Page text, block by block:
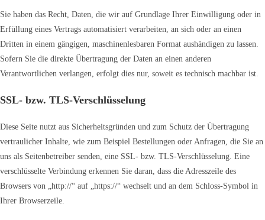
Sie haben das Recht, Daten, die wir auf Grundlage Ihrer Einwilligung oder in
Erfüllung eines Vertrags automatisiert verarbeiten, an sich oder an einen
Dritten in einem gängigen, maschinenlesbaren Format aushändigen zu lassen.
Sofern Sie die direkte Übertragung der Daten an einen anderen
Verantwortlichen verlangen, erfolgt dies nur, soweit es technisch machbar ist.
SSL- bzw. TLS-Verschlüsselung
Diese Seite nutzt aus Sicherheitsgründen und zum Schutz der Übertragung
vertraulicher Inhalte, wie zum Beispiel Bestellungen oder Anfragen, die Sie an
uns als Seitenbetreiber senden, eine SSL- bzw. TLS-Verschlüsselung. Eine
verschlüsselte Verbindung erkennen Sie daran, dass die Adresszeile des
Browsers von „http://“ auf „https://“ wechselt und an dem Schloss-Symbol in
Ihrer Browserzeile.